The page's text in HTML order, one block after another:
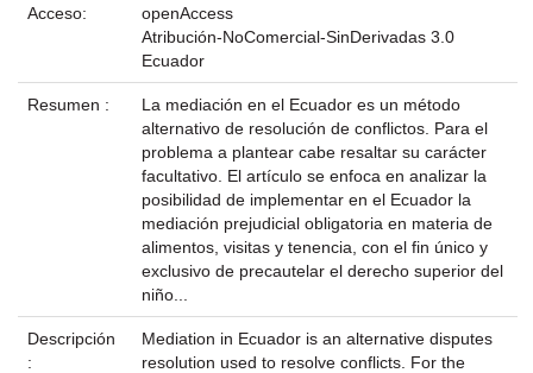
Acceso:
openAccess
Atribución-NoComercial-SinDerivadas 3.0
Ecuador
Resumen :
La mediación en el Ecuador es un método
alternativo de resolución de conflictos. Para el
problema a plantear cabe resaltar su carácter
facultativo. El artículo se enfoca en analizar la
posibilidad de implementar en el Ecuador la
mediación prejudicial obligatoria en materia de
alimentos, visitas y tenencia, con el fin único y
exclusivo de precautelar el derecho superior del
niño...
Descripción
:
Mediation in Ecuador is an alternative disputes
resolution used to resolve conflicts. For the